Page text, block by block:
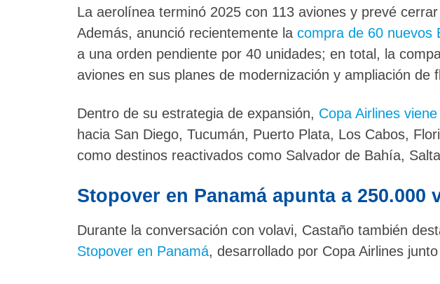
La aerolínea terminó 2025 con 113 aviones y prevé
Además, anunció recientemente la compra de 60 nuevos
a una orden pendiente por 40 unidades; en total, la
aviones en sus planes de modernización y ampliación de
Dentro de su estrategia de expansión, Copa Airlines
hacia San Diego, Tucumán, Puerto Plata, Los Cabos,
como destinos reactivados como Salvador de Bahía,
Stopover en Panamá apunta a 250.000
Durante la conversación con volavi, Castaño también
Stopover en Panamá, desarrollado por Copa Airlines